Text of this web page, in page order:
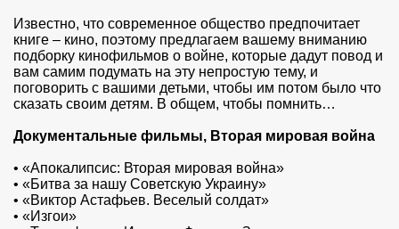
Известно, что современное общество предпочитает
книге – кино, поэтому предлагаем вашему вниманию
подборку кинофильмов о войне, которые дадут повод и
вам самим подумать на эту непростую тему, и
поговорить с вашими детьми, чтобы им потом было что
сказать своим детям. В общем, чтобы помнить…
Документальные фильмы, Вторая мировая война
• «Апокалипсис: Вторая мировая война»
• «Битва за нашу Советскую Украину»
• «Виктор Астафьев. Веселый солдат»
• «Изгои»